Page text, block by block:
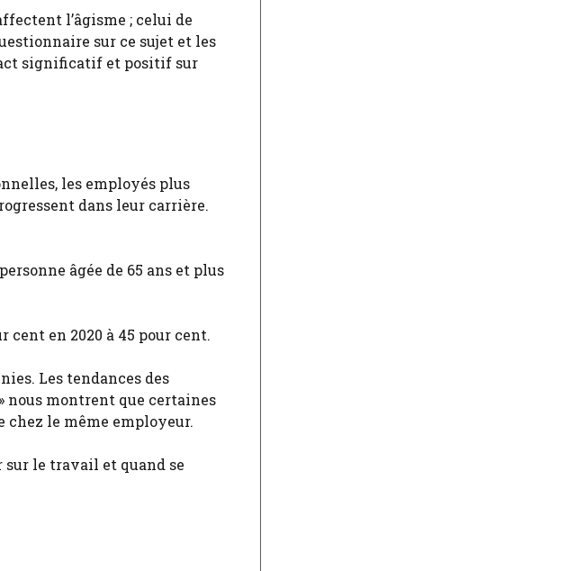
l’âgisme ; celui de
sur ce sujet et les
significatif et positif sur
les employés plus
dans leur carrière.
âgée de 65 ans et plus
cent en 2020 à 45 pour cent.
Les tendances des
nous montrent que certaines
chez le même employeur.
sur le travail et quand se